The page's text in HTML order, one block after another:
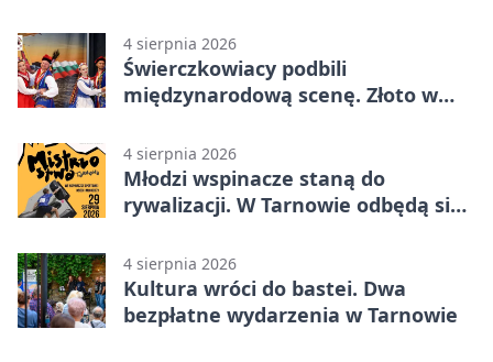
4 sierpnia 2026
Świerczkowiacy podbili
międzynarodową scenę. Złoto w
4 sierpnia 2026
Młodzi wspinacze staną do
rywalizacji. W Tarnowie odbędą się
4 sierpnia 2026
Kultura wróci do bastei. Dwa
bezpłatne wydarzenia w Tarnowie